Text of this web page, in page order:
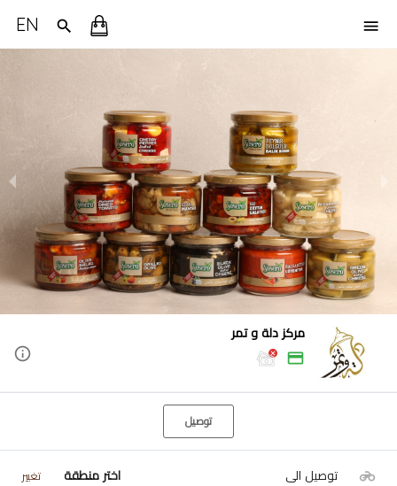
EN
مركز دلة و تمر
توصيل
توصيل الى اختر منطقة تغيير